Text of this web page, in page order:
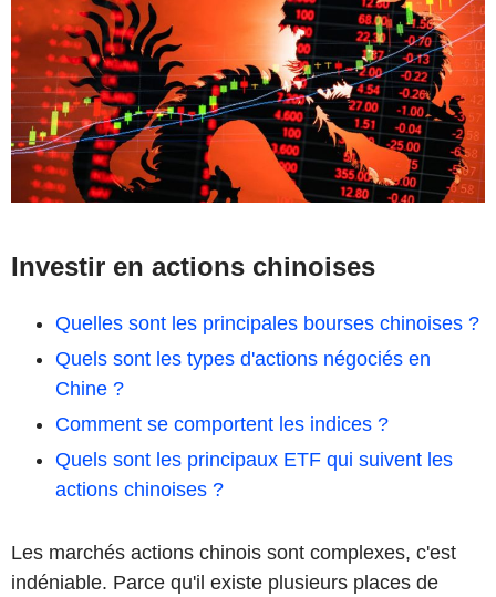
Investir en actions chinoises
Quelles sont les principales bourses chinoises ?
Quels sont les types d'actions négociés en
Chine ?
Comment se comportent les indices ?
Quels sont les principaux ETF qui suivent les
actions chinoises ?
Les marchés actions chinois sont complexes, c'est
indéniable. Parce qu'il existe plusieurs places de